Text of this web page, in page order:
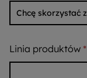
Linia produktów